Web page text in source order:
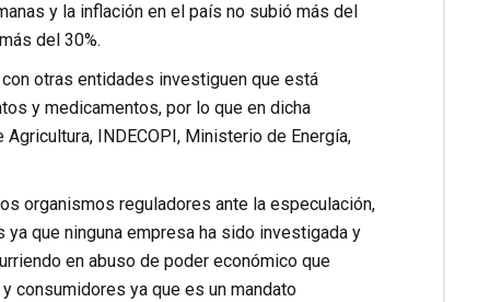
y la inflación en el país no subió más del
del 30%.
otras entidades investiguen que está
y medicamentos, por lo que en dicha
INDECOPI, Ministerio de Energía,
organismos reguladores ante la especulación,
que ninguna empresa ha sido investigada y
en abuso de poder económico que
consumidores ya que es un mandato